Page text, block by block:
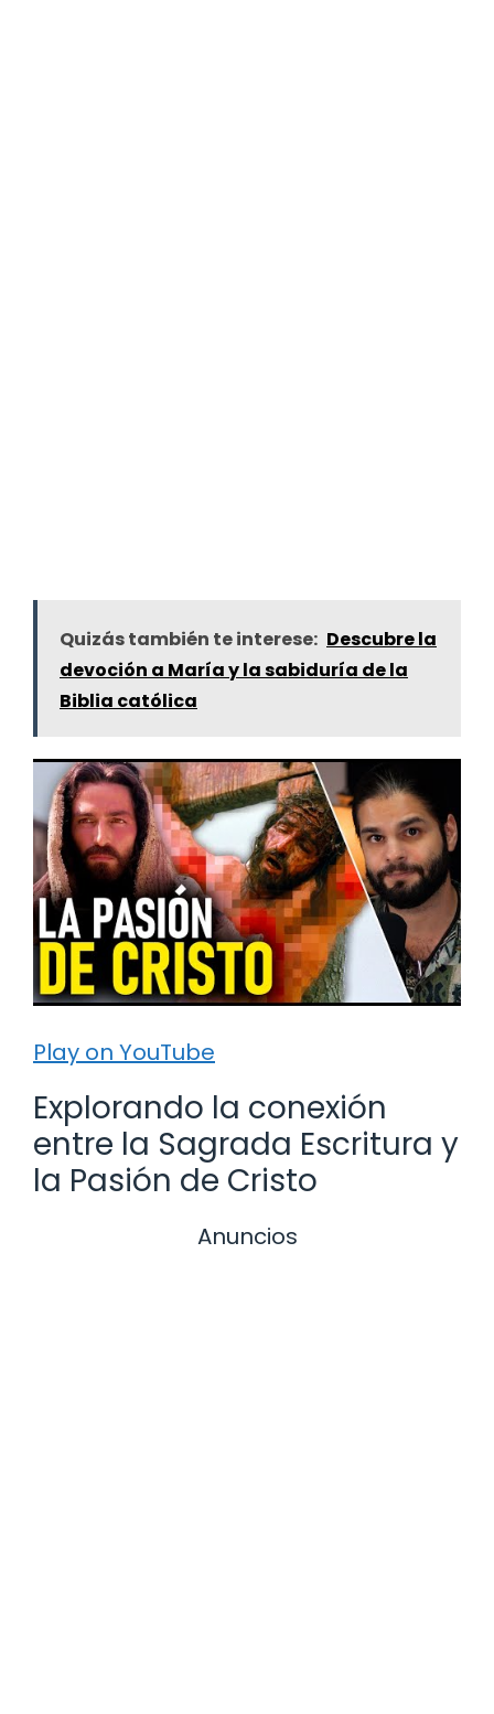
Quizás también te interese: Descubre la
devoción a María y la sabiduría de la
Biblia católica
Play on YouTube
Explorando la conexión
entre la Sagrada Escritura y
la Pasión de Cristo
Anuncios